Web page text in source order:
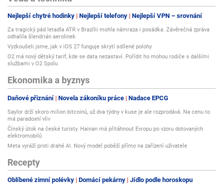
Nejlepší chytré hodinky Nejlepší telefony Nejlepší VPN – srovnání
Za tragický pád letadla ATR v Brazílii mohla námraza i posádka. Závěrečná zpráva
odhalila šlendrián aerolinek
Vyzkoušeli jsme, jak v iOS 27 funguje skrytí sdílené polohy
O2 má nový dětský tarif, kde se data nezastaví. Pořídit ho mohou rodiče s dalšími
službami v O2 Spolu
Ekonomika a byznys
Daňové přiznání Novela zákoníku práce Nadace EPCG
Saylor drží skoro milion bitcoinů, už dva týdny v kuse je ale rozprodává. Na cenu to
má paradoxní vliv
Čínský útok na české turisty. Hainan má přitáhnout Evropu po vzoru dotovaných
elektromobilů
Meta vyráží proti drahé AI. Nový model poběží přímo na zařízení uživatele
Recepty
Oblíbené zimní polévky Domácí pekárny Jídlo podle horoskopu